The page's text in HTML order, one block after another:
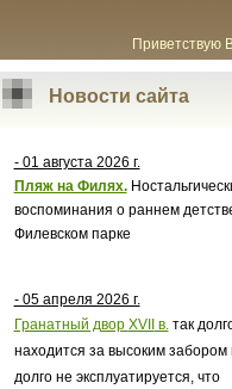
Приветствую
Новости сайта
- 01 августа 2026 г.
Пляж на Филях.
воспоминания о раннем
Филевском парке
- 05 апреля 2026 г.
Гранатный двор XVIIв. так
находится за высоким забором
долго не эксплуатируется, что